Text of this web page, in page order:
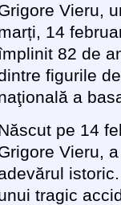
Vieru,
14
82 de
figurile
a
pe 14
Vieru,
tragic